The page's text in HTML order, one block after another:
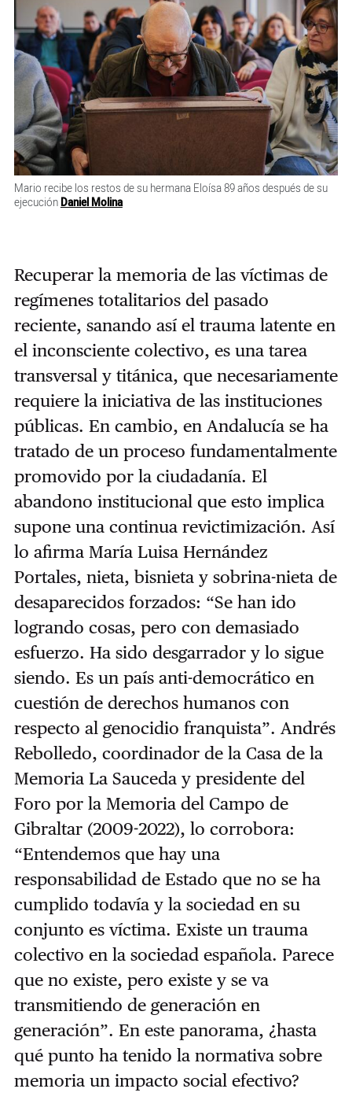
Mario recibe los restos de su hermana Eloísa 89 años después de su
ejecución Daniel Molina
Recuperar la memoria de las víctimas de
regímenes totalitarios del pasado
reciente, sanando así el trauma latente en
el inconsciente colectivo, es una tarea
transversal y titánica, que necesariamente
requiere la iniciativa de las instituciones
públicas. En cambio, en Andalucía se ha
tratado de un proceso fundamentalmente
promovido por la ciudadanía. El
abandono institucional que esto implica
supone una continua revictimización. Así
lo afirma María Luisa Hernández
Portales, nieta, bisnieta y sobrina-nieta de
desaparecidos forzados: “Se han ido
logrando cosas, pero con demasiado
esfuerzo. Ha sido desgarrador y lo sigue
siendo. Es un país anti-democrático en
cuestión de derechos humanos con
respecto al genocidio franquista”. Andrés
Rebolledo, coordinador de la Casa de la
Memoria La Sauceda y presidente del
Foro por la Memoria del Campo de
Gibraltar (2009-2022), lo corrobora:
“Entendemos que hay una
responsabilidad de Estado que no se ha
cumplido todavía y la sociedad en su
conjunto es víctima. Existe un trauma
colectivo en la sociedad española. Parece
que no existe, pero existe y se va
transmitiendo de generación en
generación”. En este panorama, ¿hasta
qué punto ha tenido la normativa sobre
memoria un impacto social efectivo?